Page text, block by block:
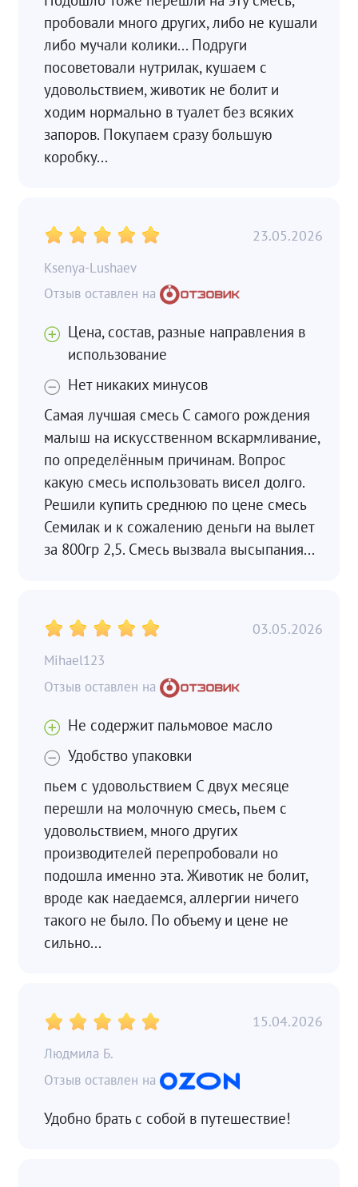
пробовали много других, либо не кушали
либо мучали колики... Подруги
посоветовали нутрилак, кушаем с
удовольствием, животик не болит и
ходим нормально в туалет без всяких
запоров. Покупаем сразу большую
коробку...
Ksenya-Lushaev
23.05.2026
Цена, состав, разные направления в
использование
Нет никаких минусов
Самая лучшая смесь С самого рождения
малыш на искусственном вскармливание,
по определённым причинам. Вопрос
какую смесь использовать висел долго.
Решили купить среднюю по цене смесь
Семилак и к сожалению деньги на вылет
за 800гр 2,5. Смесь вызвала высыпания...
Mihael123
03.05.2026
Не содержит пальмовое масло
Удобство упаковки
пьем с удовольствием С двух месяце
перешли на молочную смесь, пьем с
удовольствием, много других
производителей перепробовали но
подошла именно эта. Животик не болит,
вроде как наедаемся, аллергии ничего
такого не было. По объему и цене не
сильно...
Людмила Б.
15.04.2026
Удобно брать с собой в путешествие!